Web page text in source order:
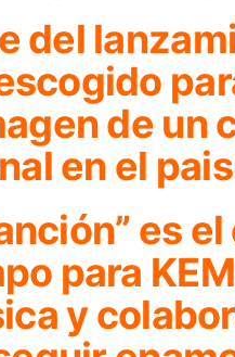
del
de un
en el
es
para
y